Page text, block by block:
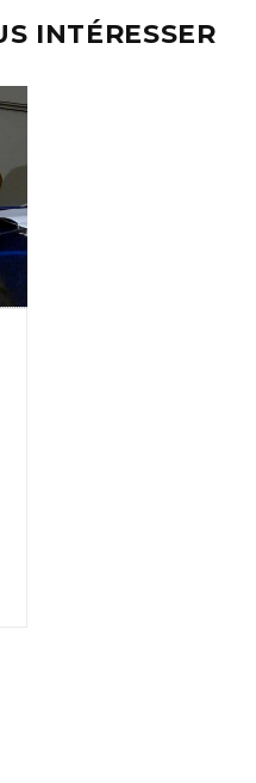
INTÉRESSER